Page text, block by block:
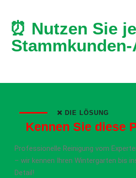
⏰ Nutzen Sie
❌ DIE LÖSUNG
Kennen Sie diese
Professionelle Reinigung vom
– wir kennen Ihren Wintergarten bis
Detail!